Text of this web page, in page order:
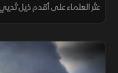
عثر العلماء على أقدم ذيل